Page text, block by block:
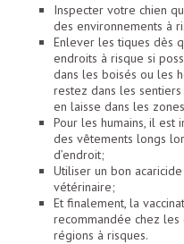
Inspecter votre chien
des environnements à
Enlever les tiques dès
endroits à risque si
dans les boisés ou les
restez dans les
en laisse dans les
Pour les humains, il
des vêtements longs
d’endroit;
Utiliser un bon
vétérinaire;
Et finalement, la
recommandée chez
régions à risques.